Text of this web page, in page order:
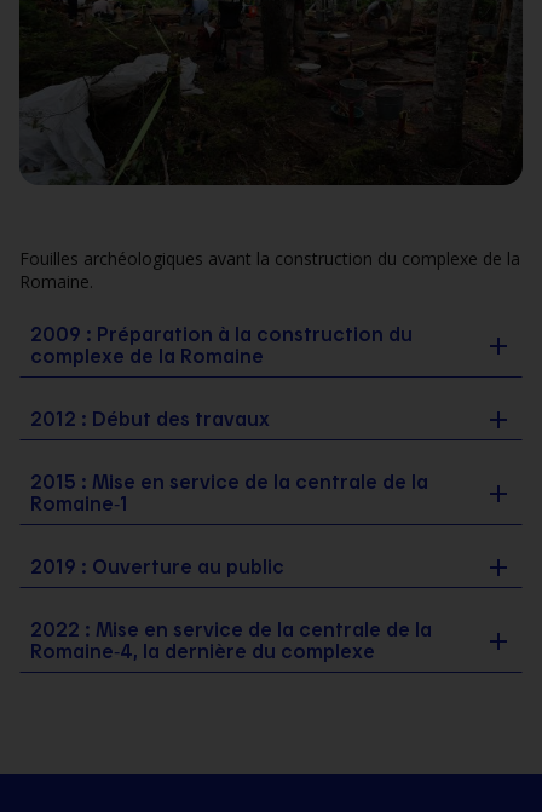
Fouilles archéologiques avant la construction du complexe de la
Romaine.
2009 : Préparation à la construction du
complexe de la Romaine
2012 : Début des travaux
2015 : Mise en service de la centrale de la
Romaine‑1
2019 : Ouverture au public
2022 : Mise en service de la centrale de la
Romaine‑4, la dernière du complexe